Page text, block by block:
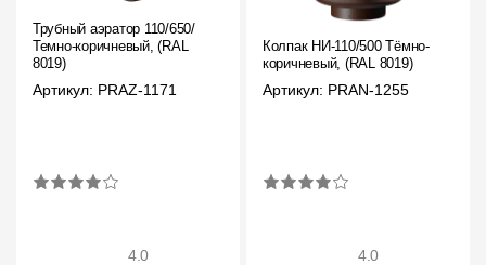
Трубный аэратор 110/650/
Темно-коричневый, (RAL
8019)
Артикул: PRAZ-1171
4.0
Колпак НИ-110/500 Тёмно-
коричневый, (RAL 8019)
Артикул: PRAN-1255
4.0